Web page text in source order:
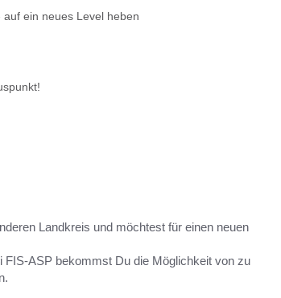
ein neues Level heben
Landkreis und möchtest für einen neuen
FIS-ASP bekommst Du die Möglichkeit von zu